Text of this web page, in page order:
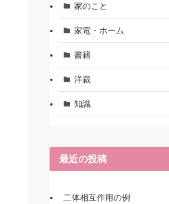
家のこと
家電・ホーム
書籍
洋裁
知識
最近の投稿
二体相互作用の例